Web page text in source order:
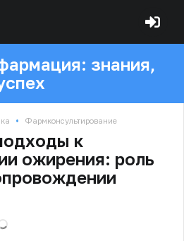
знания,
• Фармконсультирование
к
ожирения: роль